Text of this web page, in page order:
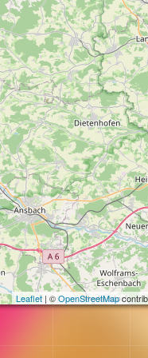
Leaflet| ©OpenStreetMap